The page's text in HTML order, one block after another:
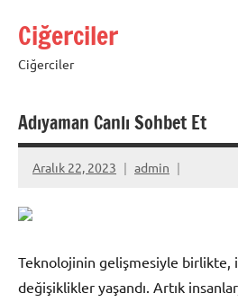
geçCiğerciler
Ciğerciler
Adıyaman Canlı Sohbet Et
Aralık 22, 2023 admin
Teknolojinin gelişmesiyle birlikte,
değişiklikler yaşandı. Artık